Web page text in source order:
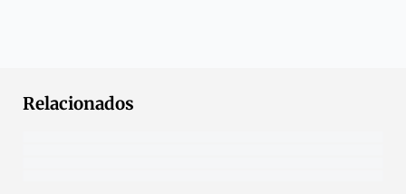
Relacionados